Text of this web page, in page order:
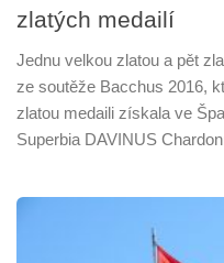
zlatých medailí
Jednu velkou zlatou a pět
ze soutěže Bacchus 2016,
zlatou medaili získala ve
Superbia DAVINUS